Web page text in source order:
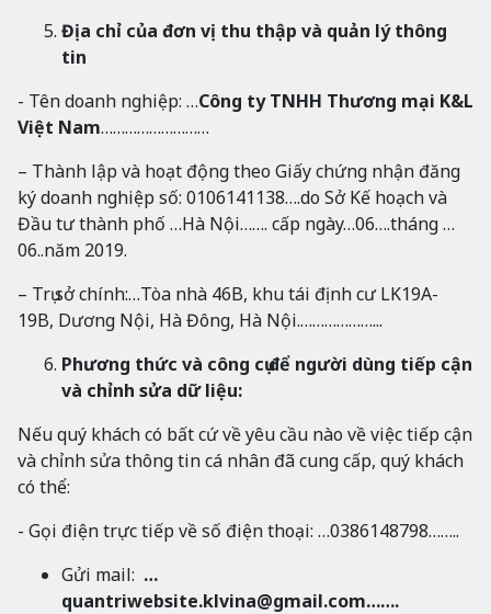
Địa chỉ của đơn vị thu thập và quản lý thông
tin
- Tên doanh nghiệp: …Công ty TNHH Thương mại K&L
Việt Nam………………………
– Thành lập và hoạt động theo Giấy chứng nhận đăng
ký doanh nghiệp số: 0106141138….do Sở Kế hoạch và
Đầu tư thành phố …Hà Nội……. cấp ngày…06….tháng …
06..năm 2019.
– Trụ sở chính:…Tòa nhà 46B, khu tái định cư LK19A-
19B, Dương Nội, Hà Đông, Hà Nội.………………...
Phương thức và công cụ để người dùng tiếp cận
và chỉnh sửa dữ liệu:
Nếu quý khách có bất cứ về yêu cầu nào về việc tiếp cận
và chỉnh sửa thông tin cá nhân đã cung cấp, quý khách
có thể:
- Gọi điện trực tiếp về số điện thoại: …0386148798……..
Gửi mail: …
quantriwebsite.klvina@gmail.com…….